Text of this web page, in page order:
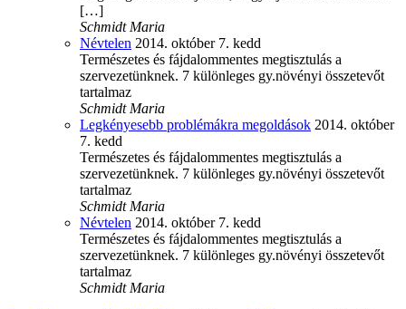
[…]
Schmidt Maria
Névtelen 2014. október 7. kedd
Természetes és fájdalommentes megtisztulás a
szervezetünknek. 7 különleges gy.növényi összetevőt
tartalmaz
Schmidt Maria
Legkényesebb problémákra megoldások 2014. október
7. kedd
Természetes és fájdalommentes megtisztulás a
szervezetünknek. 7 különleges gy.növényi összetevőt
tartalmaz
Schmidt Maria
Névtelen 2014. október 7. kedd
Természetes és fájdalommentes megtisztulás a
szervezetünknek. 7 különleges gy.növényi összetevőt
tartalmaz
Schmidt Maria